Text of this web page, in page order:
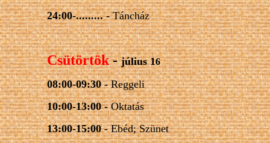
24:00-......... -Táncház
Csütörtök-július 16
08:00-09:30 -Reggeli
10:00-13:00 -Oktatás
13:00-15:00 -Ebéd; Szünet